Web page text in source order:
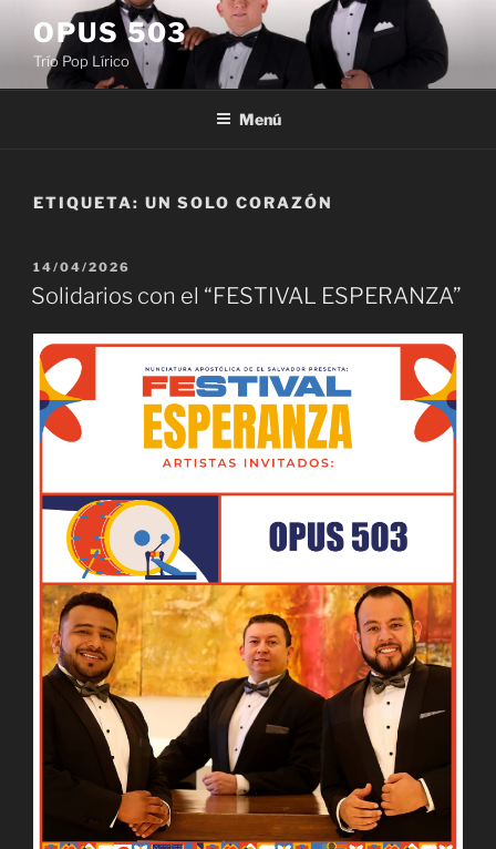
contenido
OPUS 503
Trío Pop Lírico
Menú
ETIQUETA: UN SOLO CORAZÓN
PUBLICADO
EL
14/04/2026
Solidarios con el “FESTIVAL ESPERANZA”